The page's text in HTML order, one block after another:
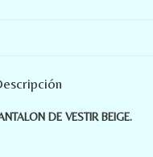
DE VESTIR BEIGE.